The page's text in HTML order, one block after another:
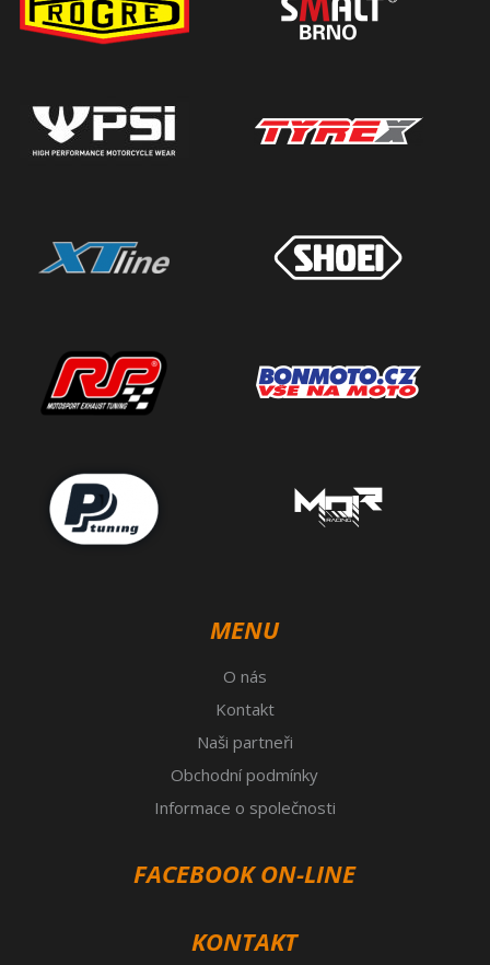
MENU
O nás
Kontakt
Naši partneři
Obchodní podmínky
Informace o společnosti
FACEBOOK ON-LINE
KONTAKT